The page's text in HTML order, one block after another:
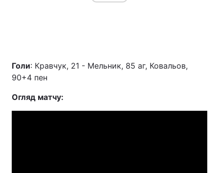
Голи: Кравчук, 21 - Мельник, 85 аг, Ковальов,
90+4 пен
Огляд матчу: